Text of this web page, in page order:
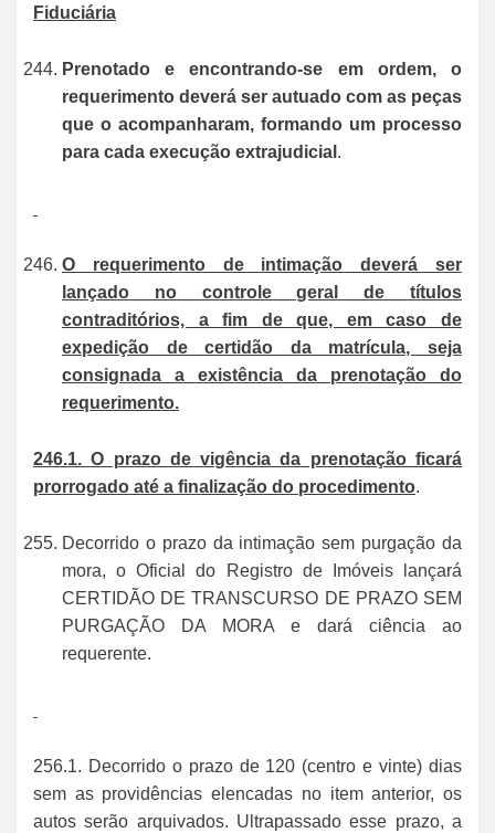
Fiduciária
Prenotado e encontrando-se em ordem, o
requerimento deverá ser autuado com as peças
que o acompanharam, formando um processo
para cada execução extrajudicial .
O requerimento de intimação deverá ser
lançado no controle geral de títulos
contraditórios, a fim de que, em caso de
expedição de certidão da matrícula, seja
consignada a existência da prenotação do
requerimento.
246.1. O prazo de vigência da prenotação ficará
prorrogado até a finalização do procedimento.
Decorrido o prazo da intimação sem purgação da
mora, o Oficial do Registro de Imóveis lançará
CERTIDÃO DE TRANSCURSO DE PRAZO SEM
PURGAÇÃO DA MORA e dará ciência ao
requerente.
256.1. Decorrido o prazo de 120 (centro e vinte) dias
sem as providências elencadas no item anterior, os
autos serão arquivados. Ultrapassado esse prazo, a